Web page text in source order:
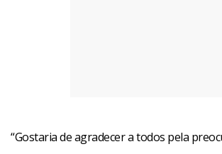
“Gostaria de agradecer a todos pela